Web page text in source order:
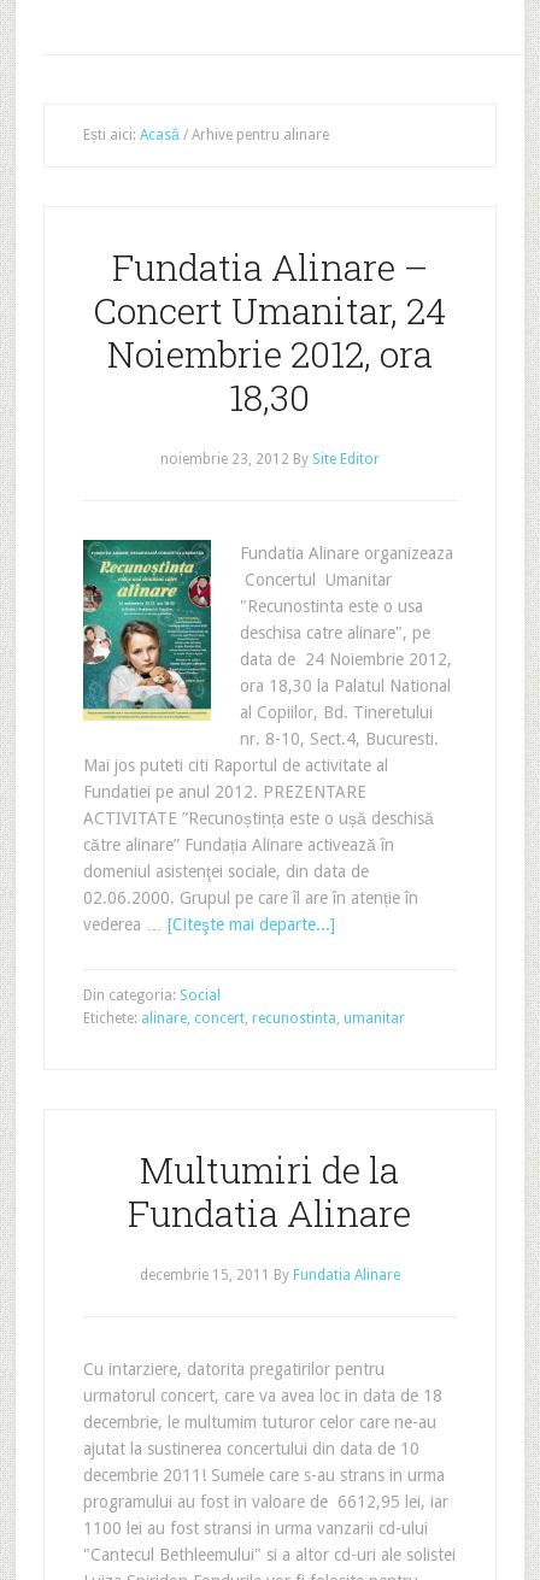
Ești aici: Acasă /Arhive pentru alinare
Fundatia Alinare –
Concert Umanitar, 24
Noiembrie 2012, ora
18,30
noiembrie 23, 2012 By Site Editor
Fundatia Alinare organizeaza
Concertul Umanitar
"Recunostinta este o usa
deschisa catre alinare", pe
data de 24 Noiembrie 2012,
ora 18,30 la Palatul National
al Copiilor, Bd. Tineretului
nr. 8-10, Sect.4, Bucuresti.
Mai jos puteti citi Raportul de activitate al
Fundatiei pe anul 2012. PREZENTARE
ACTIVITATE ”Recunoștința este o ușă deschisă
către alinare” Fundația Alinare activează în
domeniul asistenţei sociale, din data de
02.06.2000. Grupul pe care îl are în atenție în
vederea … [Citeşte mai departe...]
Din categoria: Social
Etichete: alinare, concert, recunostinta, umanitar
Multumiri de la
Fundatia Alinare
decembrie 15, 2011 By Fundatia Alinare
Cu intarziere, datorita pregatirilor pentru
urmatorul concert, care va avea loc in data de 18
decembrie, le multumim tuturor celor care ne-au
ajutat la sustinerea concertului din data de 10
decembrie 2011! Sumele care s-au strans in urma
programului au fost in valoare de 6612,95 lei, iar
1100 lei au fost stransi in urma vanzarii cd-ului
"Cantecul Bethleemului" si a altor cd-uri ale solistei